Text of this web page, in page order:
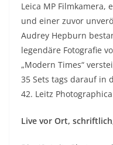
Leica MP Filmkamera,
und einer zuvor
Audrey Hepburn
legendäre Fotografie
„Modern Times“
35 Sets tags darauf in
42. Leitz
Live vor Ort,